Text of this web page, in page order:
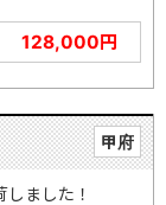
128,000円
甲府
ました！